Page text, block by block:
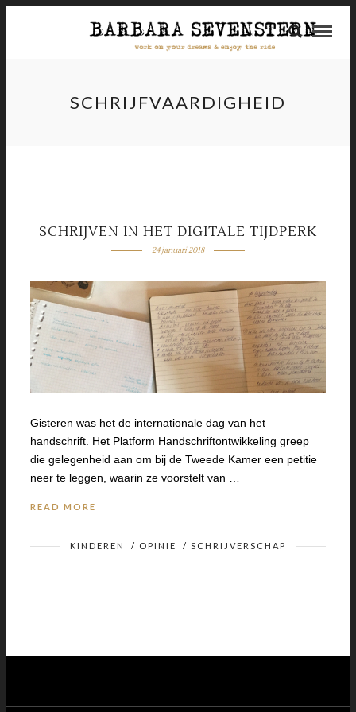
SCHRIJFVAARDIGHEID
SCHRIJVEN IN HET DIGITALE TIJDPERK
24 januari 2018
Gisteren was het de internationale dag van het
handschrift. Het Platform Handschriftontwikkeling greep
die gelegenheid aan om bij de Tweede Kamer een petitie
neer te leggen, waarin ze voorstelt van …
READ MORE
KINDEREN / OPINIE / SCHRIJVERSCHAP